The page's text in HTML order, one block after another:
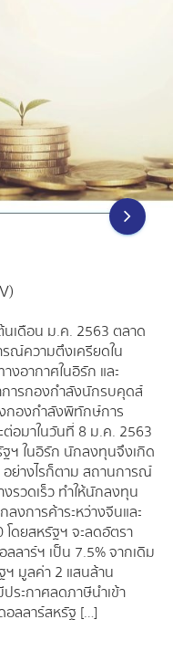
นเดือน ม.ค. 2563 ตลาด
ณ์ความตึงเครียดใน
งอากาศในอิรัก และ
ารกองกำลังนักรบคุดส์
กองกำลังพิทักษ์การ
อมาในวันที่ 8 ม.ค. 2563
ฯ ในอิรัก นักลงทุนจึงเกิด
ย่างไรก็ตาม สถานการณ์
รวดเร็ว ทำให้นักลงทุน
งการค้าระหว่างจีนและ
ดยสหรัฐฯ จะลดอัตรา
ลาร์ฯ เป็น 7.5% จากเดิม
มูลค่า 2 แสนล้าน
ระกาศลดภาษีนำเข้า
ลลาร์สหรัฐ […]